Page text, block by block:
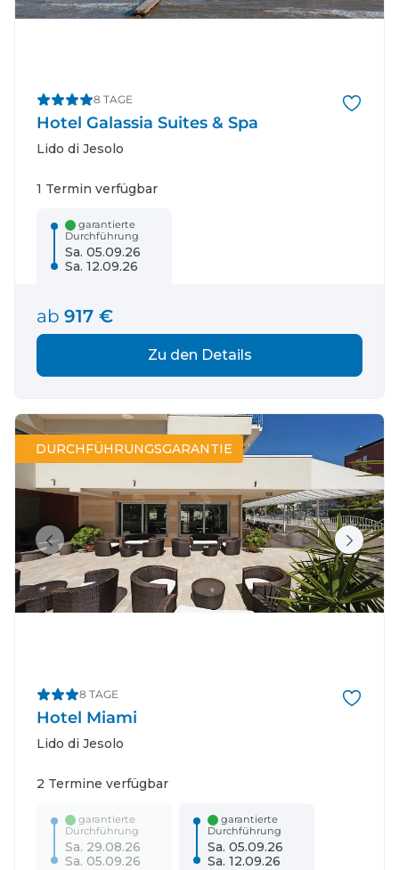
8 TAGE
Hotel Galassia Suites & Spa
Lido di Jesolo
garantierte
Durchführung
Sa. 05.09.26
Sa. 12.09.26
1 Termin verfügbar
ab 917 €
Zu den Details
DURCHFÜHRUNGSGARANTIE
8 TAGE
Hotel Miami
Lido di Jesolo
garantierte
Durchführung
Sa. 29.08.26
Sa. 05.09.26
garantierte
Durchführung
Sa. 05.09.26
Sa. 12.09.26
2 Termine verfügbar